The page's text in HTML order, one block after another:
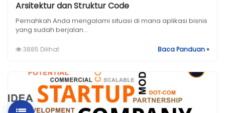
Arsitektur dan Struktur Code
Pernahkah Anda mengalami situasi di mana aplikasi bisnis
yang sudah berjalan...
3885 Dilihat Baca Panduan »